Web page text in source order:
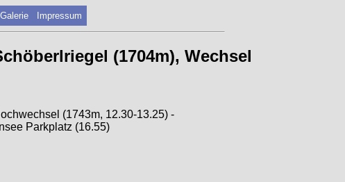
Galerie Impressum
(1704m), Wechsel
(1743m, 12.30-13.25) -
Parkplatz (16.55)